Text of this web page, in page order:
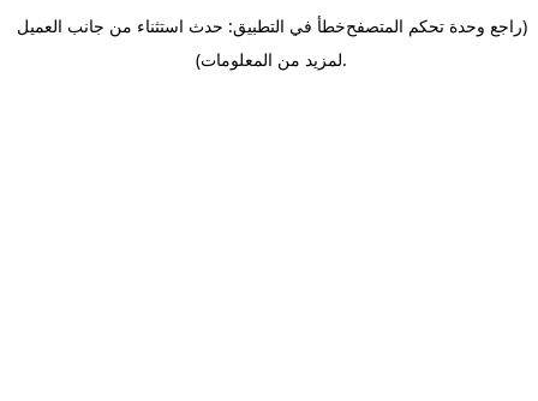
خطأ في التطبيق: حدث استثناء من جانب العميل(راجع وحدة تحكم المتصفح
لمزيد من المعلومات).